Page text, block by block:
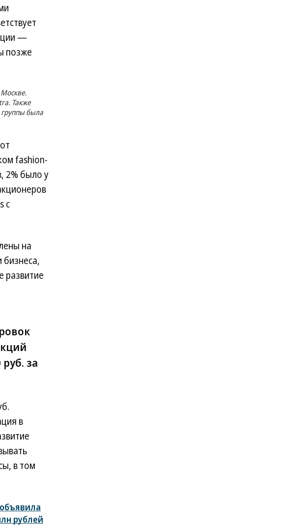
—
позже
Также
была
fashion-
2% было у
с
на
развитие
за
в
в том
рублей